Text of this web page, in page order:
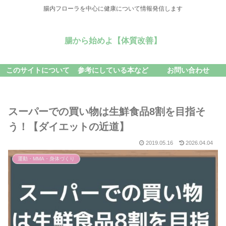
腸内フローラを中心に健康について情報発信します
腸から始めよ【体質改善】
このサイトについて 参考にしている本など お問い合わせ
スーパーでの買い物は生鮮食品8割を目指そ
う！【ダイエットの近道】
2019.05.16 2026.04.04
運動・MMA・身体づくり